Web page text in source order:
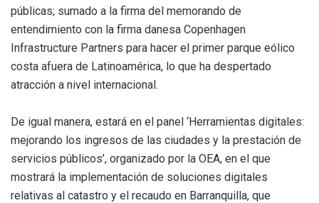
públicas; sumado a la firma del memorando de
entendimiento con la firma danesa Copenhagen
Infrastructure Partners para hacer el primer parque eólico
costa afuera de Latinoamérica, lo que ha despertado
atracción a nivel internacional.
De igual manera, estará en el panel ‘Herramientas digitales:
mejorando los ingresos de las ciudades y la prestación de
servicios públicos’, organizado por la OEA, en el que
mostrará la implementación de soluciones digitales
relativas al catastro y el recaudo en Barranquilla, que